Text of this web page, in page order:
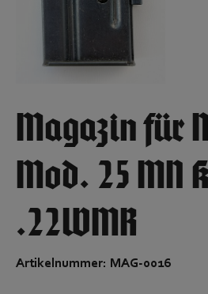
Magazin für
Mod. 25 MN
.22WMR
Artikelnummer: MAG-0016